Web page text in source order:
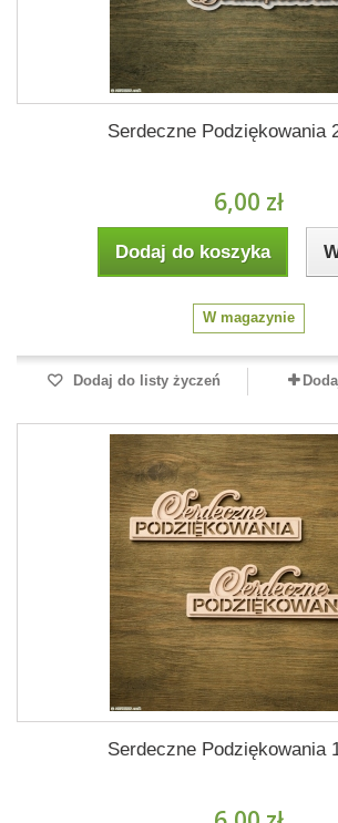
Serdeczne Podziękowania
6,00 zł
Dodaj do koszyka
W magazynie
Dodaj do listy życzeń
Serdeczne Podziękowania